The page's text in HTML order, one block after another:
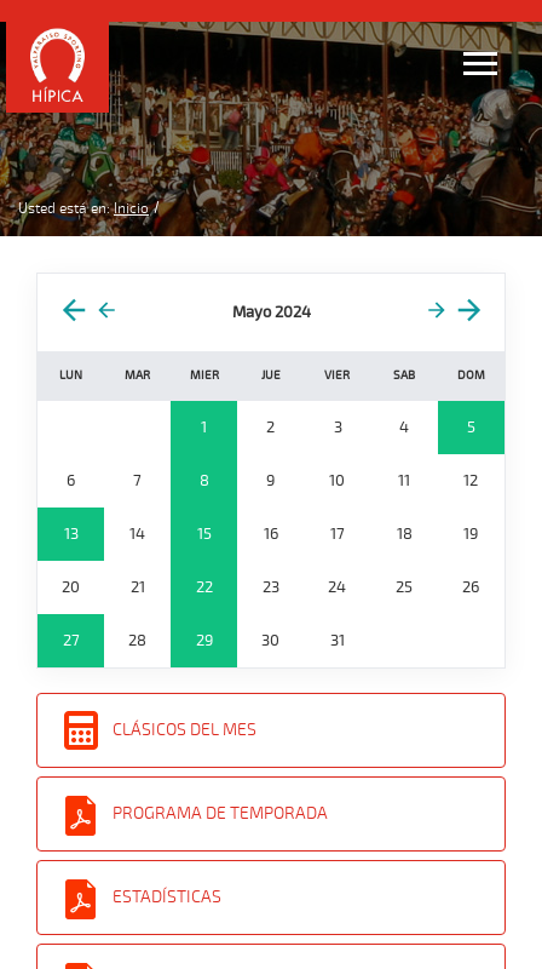
Usted está en: Inicio
Mayo 2024
LUN MAR MIER JUE VIER SAB DOM
1 2 3 4 5
6 7 8 9 10 11 12
13 14 15 16 17 18 19
20 21 22 23 24 25 26
27 28 29 30 31
CLÁSICOS DEL MES
PROGRAMA DE TEMPORADA
ESTADÍSTICAS